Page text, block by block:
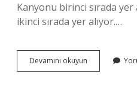
Kanyonu birinci sırada yer
ikinci sırada yer alıyor.…
Devamını okuyun
Atakum